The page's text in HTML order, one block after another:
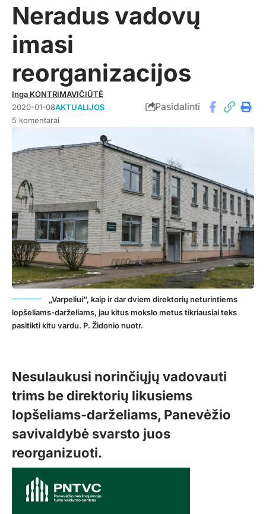
Neradus vadovų
imasi
reorganizacijos
Inga KONTRIMAVIČIŪTĖ
2020-01-08AKTUALIJOS
5 komentarai
Pasidalinti
„Varpeliui“, kaip ir dar dviem direktorių neturintiems
lopšeliams-darželiams, jau kitus mokslo metus tikriausiai teks
pasitikti kitu vardu. P. Židonio nuotr.
Nesulaukusi norinčiųjų vadovauti
trims be direktorių likusiems
lopšeliams-darželiams, Panevėžio
savivaldybė svarsto juos
reorganizuoti.